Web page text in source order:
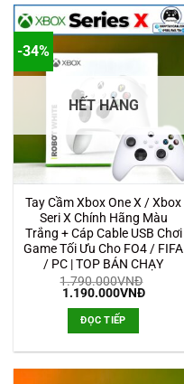
-34%
HẾT HÀNG
Tay Cầm Xbox One X / Xbox
Seri X Chính Hãng Màu
Trắng + Cáp Cable USB Chơi
Game Tối Ưu Cho FO4 / FIFA
/ PC | TOP BÁN CHẠY
1.790.000VNĐ
Giá
1.790.000VNĐ.
1.190.000VNĐGiá
ĐỌC TIẾP